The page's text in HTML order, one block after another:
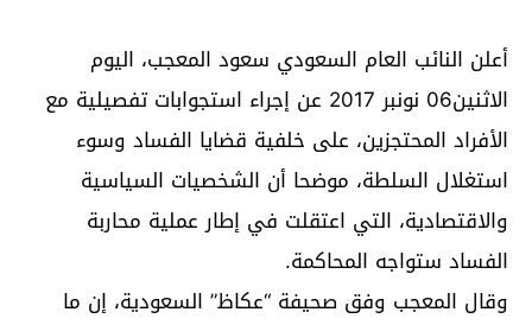
أعلن النائب العام السعودي سعود المعجب، اليوم
الاثنين06 نونبر 2017 عن إجراء استجوابات تفصيلية مع
الأفراد المحتجزين، على خلفية قضايا الفساد وسوء
استغلال السلطة، موضحا أن الشخصيات السياسية
والاقتصادية، التي اعتقلت في إطار عملية محاربة
الفساد ستواجه المحاكمة.
وقال المعجب وفق صحيفة “عكاظ” السعودية، إن ما